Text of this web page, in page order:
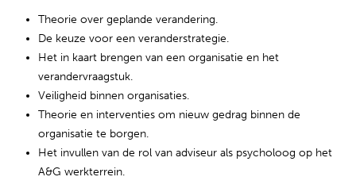
Theorie over geplande verandering.
De keuze voor een veranderstrategie.
Het in kaart brengen van een organisatie en het
verandervraagstuk.
Veiligheid binnen organisaties.
Theorie en interventies om nieuw gedrag binnen de
organisatie te borgen.
Het invullen van de rol van adviseur als psycholoog op het
A&G werkterrein.